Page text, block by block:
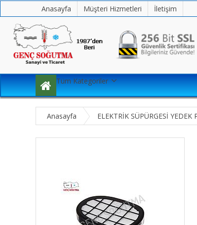
Anasayfa Müşteri Hizmetleri İletişim
Tüm Kategoriler
Anasayfa ELEKTRİK SÜPÜRGESİ YEDEK